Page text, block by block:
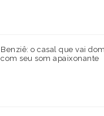
Benziê: o casal que vai
com seu som apaixonante